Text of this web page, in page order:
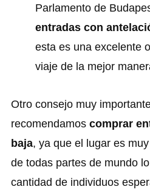
Parlamento de
entradas con
esta es una excelente
viaje de la mejor
Otro consejo muy
recomendamos comprar
baja, ya que el lugar es
de todas partes de mundo
cantidad de individuos